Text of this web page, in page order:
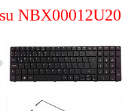
NBX00012U20